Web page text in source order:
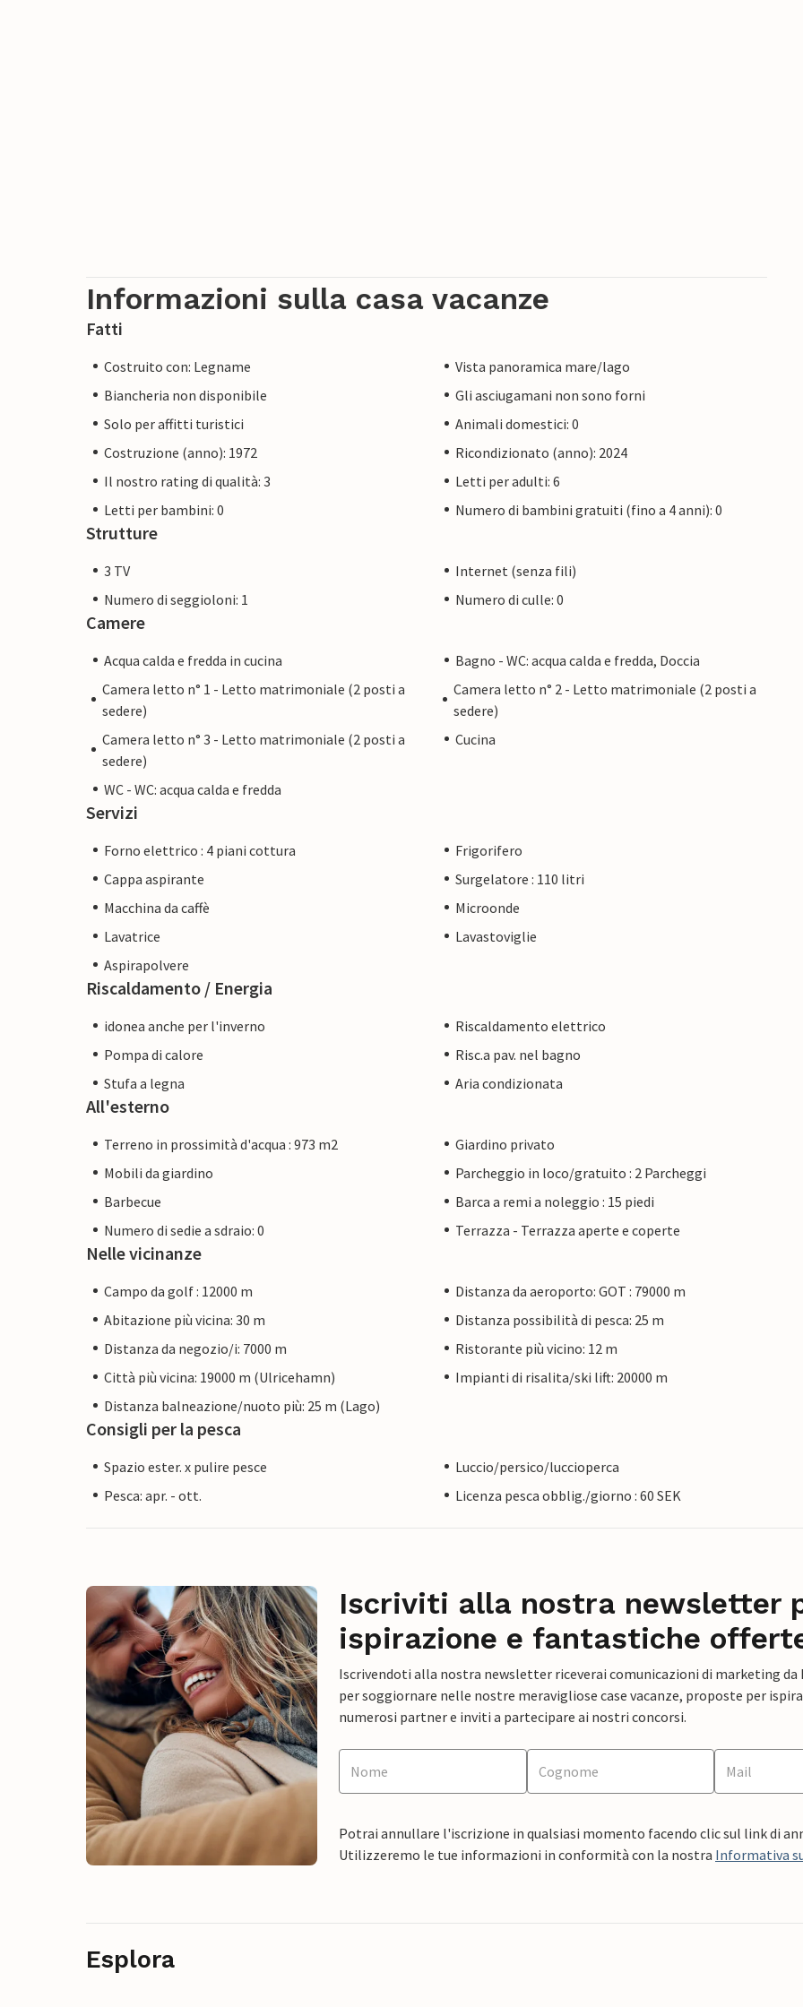
Informazioni sulla casa vacanze
Fatti
Costruito con: Legname
Vista panoramica mare/lago
Biancheria non disponibile
Gli asciugamani non sono forni
Solo per affitti turistici
Animali domestici: 0
Costruzione (anno): 1972
Ricondizionato (anno): 2024
Il nostro rating di qualità: 3
Letti per adulti: 6
Letti per bambini: 0
Numero di bambini gratuiti (fino a 4 anni): 0
Strutture
3 TV
Internet (senza fili)
Numero di seggioloni: 1
Numero di culle: 0
Camere
Acqua calda e fredda in cucina
Bagno - WC: acqua calda e fredda, Doccia
Camera letto n° 1 - Letto matrimoniale (2 posti a
sedere)
Camera letto n° 2 - Letto matrimoniale (2 posti a
sedere)
Camera letto n° 3 - Letto matrimoniale (2 posti a
sedere)
Cucina
WC - WC: acqua calda e fredda
Servizi
Forno elettrico : 4 piani cottura
Frigorifero
Cappa aspirante
Surgelatore : 110 litri
Macchina da caffè
Microonde
Lavatrice
Lavastoviglie
Aspirapolvere
Riscaldamento / Energia
idonea anche per l'inverno
Riscaldamento elettrico
Pompa di calore
Risc.a pav. nel bagno
Stufa a legna
Aria condizionata
All'esterno
Terreno in prossimità d'acqua : 973 m2
Giardino privato
Mobili da giardino
Parcheggio in loco/gratuito : 2 Parcheggi
Barbecue
Barca a remi a noleggio : 15 piedi
Numero di sedie a sdraio: 0
Terrazza - Terrazza aperte e coperte
Nelle vicinanze
Campo da golf : 12000 m
Distanza da aeroporto: GOT : 79000 m
Abitazione più vicina: 30 m
Distanza possibilità di pesca: 25 m
Distanza da negozio/i: 7000 m
Ristorante più vicino: 12 m
Città più vicina: 19000 m (Ulricehamn)
Impianti di risalita/ski lift: 20000 m
Distanza balneazione/nuoto più: 25 m (Lago)
Consigli per la pesca
Spazio ester. x pulire pesce
Luccio/persico/luccioperca
Pesca: apr. - ott.
Licenza pesca obblig./giorno : 60 SEK
Iscriviti alla nostra newsletter
ispirazione e fantastiche
Iscrivendoti alla nostra newsletter riceverai comunicazioni di marketing
per soggiornare nelle nostre meravigliose case vacanze, proposte per
numerosi partner e inviti a partecipare ai nostri concorsi.
Potrai annullare l'iscrizione in qualsiasi momento facendo clic sul link di
Utilizzeremo le tue informazioni in conformità con la nostra Informativa
Esplora